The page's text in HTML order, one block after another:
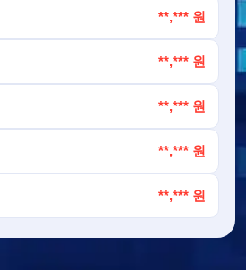
**,*** 원
**,*** 원
**,*** 원
**,*** 원
**,*** 원